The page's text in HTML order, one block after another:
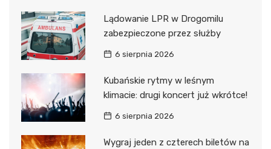
Lądowanie LPR w Drogomilu
zabezpieczone przez służby
6 sierpnia 2026
Kubańskie rytmy w leśnym
klimacie: drugi koncert już wkrótce!
6 sierpnia 2026
Wygraj jeden z czterech biletów na